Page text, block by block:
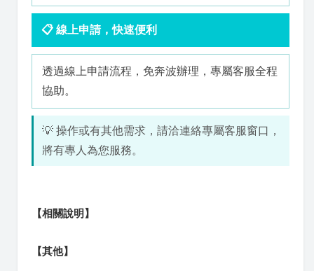
📋 線上申請，快速便利
透過線上申請流程，免奔波辦理，專屬客服全程
協助。
💡 操作或有其他需求，請洽連絡專屬客服窗口，
將有專人為您服務。
【相關說明】
【其他】